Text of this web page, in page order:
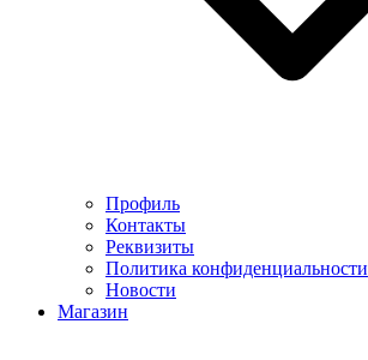
Профиль
Контакты
Реквизиты
Политика конфиденциальности
Новости
Магазин